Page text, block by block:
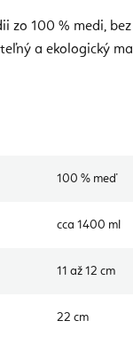
zo 100 % medi,
a ekologický
100 % meď
cca 1400 ml
11 až 12 cm
22 cm